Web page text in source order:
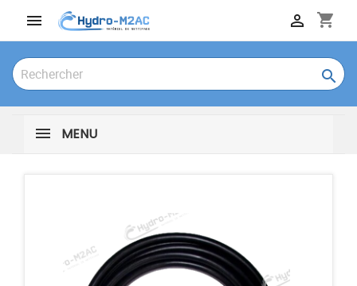
 shopping_cart


MENU